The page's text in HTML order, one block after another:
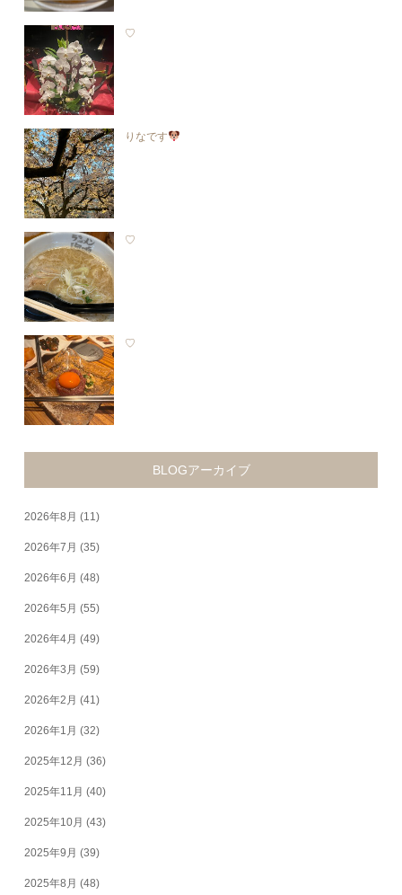
♡
りなです
♡
♡
BLOGアーカイブ
2026年8月 (11)
2026年7月 (35)
2026年6月 (48)
2026年5月 (55)
2026年4月 (49)
2026年3月 (59)
2026年2月 (41)
2026年1月 (32)
2025年12月 (36)
2025年11月 (40)
2025年10月 (43)
2025年9月 (39)
2025年8月 (48)